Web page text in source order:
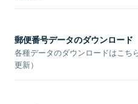
郵便番号データのダウンロード
各種データのダウンロードはこち
更新）